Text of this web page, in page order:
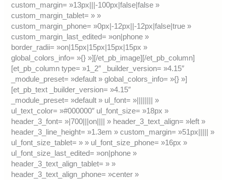
custom_margin= »13px|||-100px|false|false »
custom_margin_tablet= » »
custom_margin_phone= »0px|-12px||-12px|false|true »
custom_margin_last_edited= »on|phone »
border_radii= »on|15px|15px|15px|15px »
global_colors_info= »{} »][/et_pb_image][/et_pb_column]
[et_pb_column type= »1_2″ _builder_version= »4.15″
_module_preset= »default » global_colors_info= »{} »]
[et_pb_text _builder_version= »4.15″
_module_preset= »default » ul_font= »|||||||| »
ul_text_color= »#000000″ ul_font_size= »18px »
header_3_font= »|700|||on|||| » header_3_text_align= »left »
header_3_line_height= »1.3em » custom_margin= »51px||||| »
ul_font_size_tablet= » » ul_font_size_phone= »16px »
ul_font_size_last_edited= »on|phone »
header_3_text_align_tablet= » »
header_3_text_align_phone= »center »